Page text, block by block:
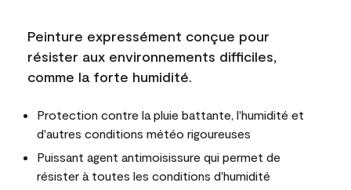
Peinture expressément conçue pour
résister aux environnements difficiles,
comme la forte humidité.
Protection contre la pluie battante, l'humidité et
d'autres conditions météo rigoureuses
Puissant agent antimoisissure qui permet de
résister à toutes les conditions d'humidité